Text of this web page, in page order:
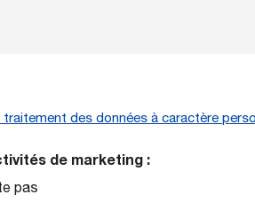
des données à caractère
de marketing :
pas